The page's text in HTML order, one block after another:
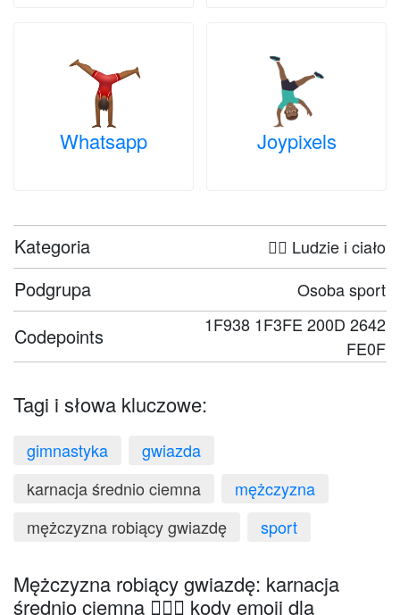
Whatsapp Joypixels
Kategoria 🤦‍♀️ Ludzie i ciało
Podgrupa Osoba sport
Codepoints
1F938 1F3FE 200D 2642
FE0F
Tagi i słowa kluczowe:
gimnastyka
gwiazda
karnacja średnio ciemna
mężczyzna
mężczyzna robiący gwiazdę
sport
Mężczyzna robiący gwiazdę: karnacja
średnio ciemna 🤸🏾‍♂️ kody emoji dla